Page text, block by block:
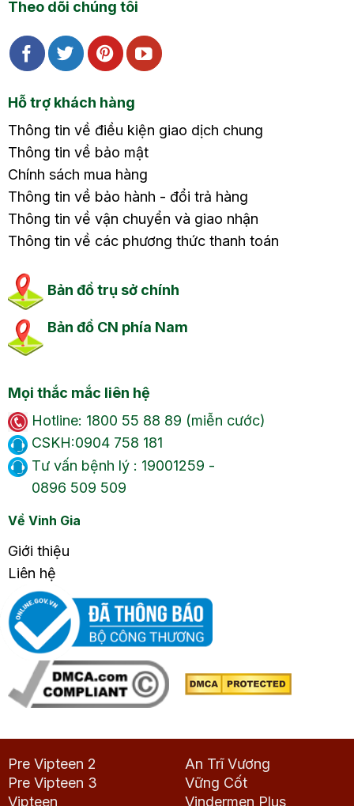
Theo dõi chúng tôi
Hỗ trợ khách hàng
Thông tin về điều kiện giao dịch chung
Thông tin về bảo mật
Chính sách mua hàng
Thông tin về bảo hành - đổi trả hàng
Thông tin về vận chuyển và giao nhận
Thông tin về các phương thức thanh toán
Bản đồ trụ sở chính
Bản đồ CN phía Nam
Mọi thắc mắc liên hệ
Hotline: 1800 55 88 89 (miễn cước)
CSKH:0904 758 181
Tư vấn bệnh lý : 19001259 -
0896 509 509
Về Vinh Gia
Giới thiệu
Liên hệ
Pre Vipteen 2
Pre Vipteen 3
Vipteen
An Trĩ Vương
Vững Cốt
Vindermen Plus